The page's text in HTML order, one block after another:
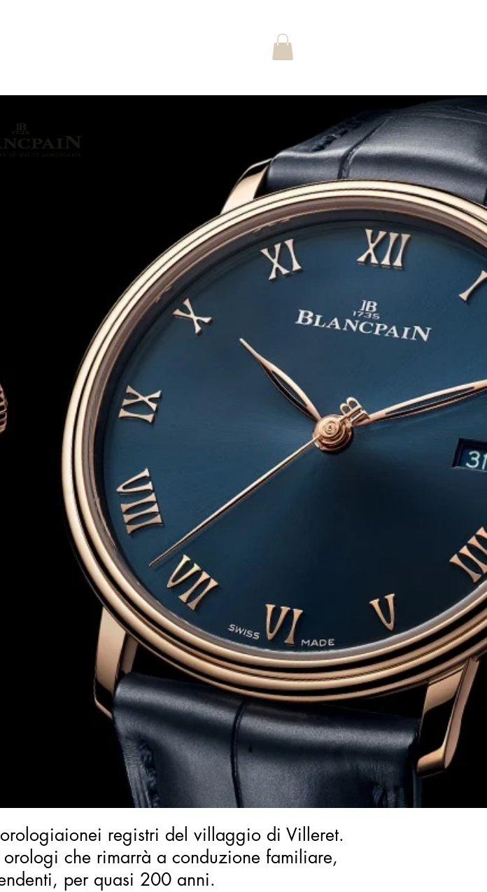
orologiaionei registri del villaggio di Villeret.
che rimarrà a conduzione familiare,
per quasi 200 anni.